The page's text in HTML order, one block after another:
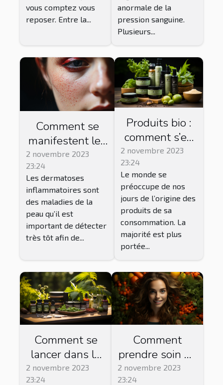
vous comptez vous
reposer. Entre la...
anormale de la
pression sanguine.
Plusieurs...
Comment se
manifestent les
dermatoses
inflammatoires ?
2 novembre 2023
23:24
Les dermatoses
inflammatoires sont
des maladies de la
peau qu’il est
important de détecter
très tôt afin de...
Produits bio :
comment s’en
procurer ?
2 novembre 2023
23:24
Le monde se
préoccupe de nos
jours de l’origine des
produits de sa
consommation. La
majorité est plus
portée...
Comment se
lancer dans la
vente de CBD ?
2 novembre 2023
23:24
Comment
prendre soin de
sa peau par
2 novembre 2023
23:24